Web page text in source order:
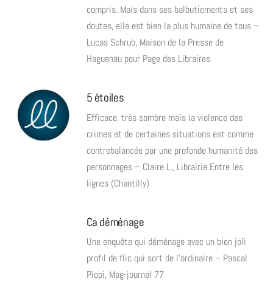
compris. Mais dans ses balbutiements et ses
doutes, elle est bien la plus humaine de tous –
Lucas Schrub, Maison de la Presse de
Haguenau pour Page des Libraires
5 étoiles
Efficace, très sombre mais la violence des
crimes et de certaines situations est comme
contrebalancée par une profonde humanité des
personnages – Claire L., Librairie Entre les
lignes (Chantilly)
Ca déménage
Une enquête qui déménage avec un bien joli
profil de flic qui sort de l’ordinaire – Pascal
Piopi, Mag-journal 77